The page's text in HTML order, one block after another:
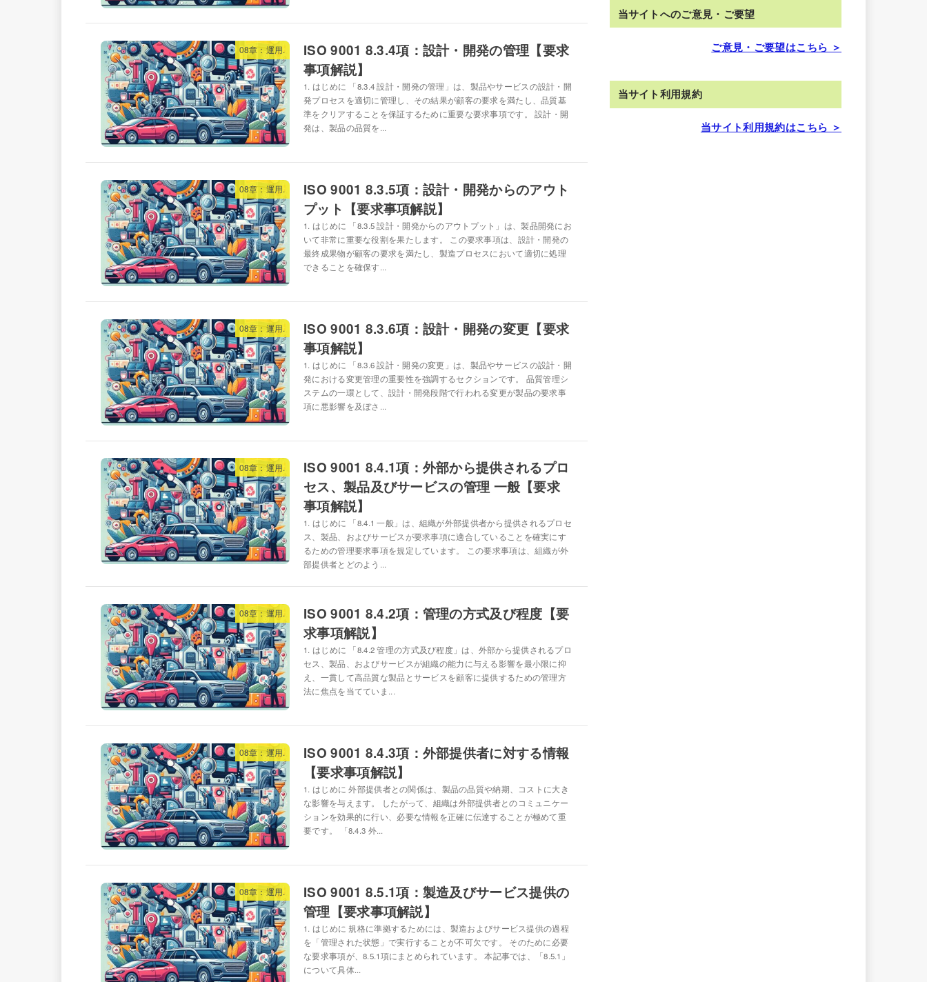
08章：運用.
ISO 9001 8.3.4項：設計・開発の管理【要求
事項解説】
1. はじめに 「8.3.4 設計・開発の管理」は、製品やサービスの設計・開
発プロセスを適切に管理し、その結果が顧客の要求を満たし、品質基
準をクリアすることを保証するために重要な要求事項です。 設計・開
発は、製品の品質を...
08章：運用.
ISO 9001 8.3.5項：設計・開発からのアウト
プット【要求事項解説】
1. はじめに 「8.3.5 設計・開発からのアウトプット」は、製品開発にお
いて非常に重要な役割を果たします。 この要求事項は、設計・開発の
最終成果物が顧客の要求を満たし、製造プロセスにおいて適切に処理
できることを確保す...
08章：運用.
ISO 9001 8.3.6項：設計・開発の変更【要求
事項解説】
1. はじめに 「8.3.6 設計・開発の変更」は、製品やサービスの設計・開
発における変更管理の重要性を強調するセクションです。 品質管理シ
ステムの一環として、設計・開発段階で行われる変更が製品の要求事
項に悪影響を及ぼさ...
08章：運用.
ISO 9001 8.4.1項：外部から提供されるプロ
セス、製品及びサービスの管理 一般【要求
事項解説】
1. はじめに 「8.4.1 一般」は、組織が外部提供者から提供されるプロセ
ス、製品、およびサービスが要求事項に適合していることを確実にす
るための管理要求事項を規定しています。 この要求事項は、組織が外
部提供者とどのよう...
08章：運用.
ISO 9001 8.4.2項：管理の方式及び程度【要
求事項解説】
1. はじめに 「8.4.2 管理の方式及び程度」は、外部から提供されるプロ
セス、製品、およびサービスが組織の能力に与える影響を最小限に抑
え、一貫して高品質な製品とサービスを顧客に提供するための管理方
法に焦点を当てていま...
08章：運用.
ISO 9001 8.4.3項：外部提供者に対する情報
【要求事項解説】
1. はじめに 外部提供者との関係は、製品の品質や納期、コストに大き
な影響を与えます。 したがって、組織は外部提供者とのコミュニケー
ションを効果的に行い、必要な情報を正確に伝達することが極めて重
要です。 「8.4.3 外...
08章：運用.
ISO 9001 8.5.1項：製造及びサービス提供の
管理【要求事項解説】
1. はじめに 規格に準拠するためには、製造およびサービス提供の過程
を「管理された状態」で実行することが不可欠です。 そのために必要
な要求事項が、8.5.1項にまとめられています。 本記事では、「8.5.1」
について具体...
当サイトへのご意見・ご要望
ご意見・ご要望はこちら ＞
当サイト利用規約
当サイト利用規約はこちら ＞